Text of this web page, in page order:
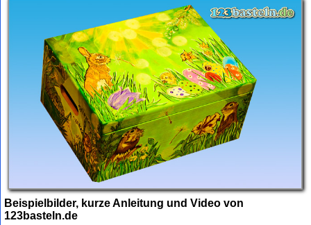
Beispielbilder, kurze Anleitung und Video von
123basteln.de